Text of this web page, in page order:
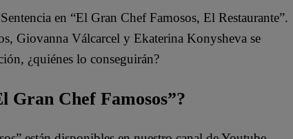
en “El Gran Chef Famosos, El Restaurante”.
Giovanna Válcarcel y Ekaterina Konysheva se
¿quiénes lo conseguirán?
Gran Chef Famosos”?